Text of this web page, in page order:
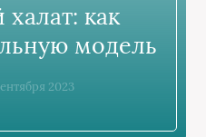
как
модель
2023